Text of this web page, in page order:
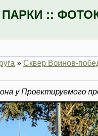
::
» Сквер Воинов-
у Проектируемого